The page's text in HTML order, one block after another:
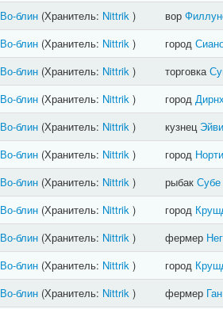
Во-блин(Хранитель: Nittrik ) вор
Во-блин(Хранитель: Nittrik ) город
Во-блин(Хранитель: Nittrik ) торговка
Во-блин(Хранитель: Nittrik ) город
Во-блин(Хранитель: Nittrik ) кузнец
Во-блин(Хранитель: Nittrik ) город
Во-блин(Хранитель: Nittrik ) рыбак Субе
Во-блин(Хранитель: Nittrik ) город
Во-блин(Хранитель: Nittrik ) фермер
Во-блин(Хранитель: Nittrik ) город
Во-блин(Хранитель: Nittrik ) фермер Ган